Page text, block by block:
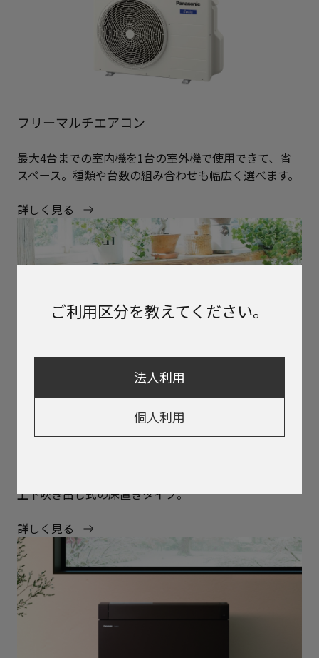
ご利用区分を教えてください。
個人利用
法人利用
フリーマルチエアコン
最大4台までの室内機を1台の室外機で使用できて、省
スペース。種類や台数の組み合わせも幅広く選べます。
詳しく見る
上下吹き出し式の床置きタイプ。
詳しく見る